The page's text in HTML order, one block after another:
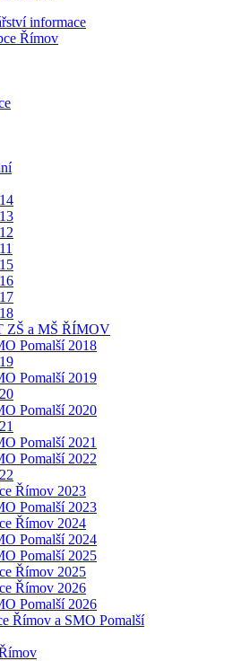
informace
Římov
ZŠ a MŠ ŘÍMOV
Pomalší 2018
Pomalší 2019
Pomalší 2020
Pomalší 2021
Pomalší 2022
Římov 2023
Pomalší 2023
Římov 2024
Pomalší 2024
Pomalší 2025
Římov 2025
Římov 2026
Pomalší 2026
Římov a SMO Pomalší